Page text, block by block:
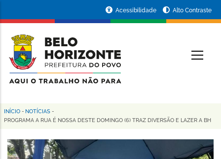
conteúdo
principal
da
Prefeitura
de
Horizonte
Acessibilidade Alto Contraste
Trilha
navegação
INÍCIO - NOTÍCIAS -
PROGRAMA A RUA É NOSSA DESTE DOMINGO (6) TRAZ DIVERSÃO E LAZER A BH